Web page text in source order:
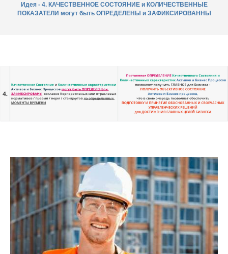
Идея - 4. КАЧЕСТВЕННОЕ СОСТОЯНИЕ и КОЛИЧЕСТВЕННЫЕ
ПОКАЗАТЕЛИ могут быть ОПРЕДЕЛЕНЫ и ЗАФИКСИРОВАННЫ